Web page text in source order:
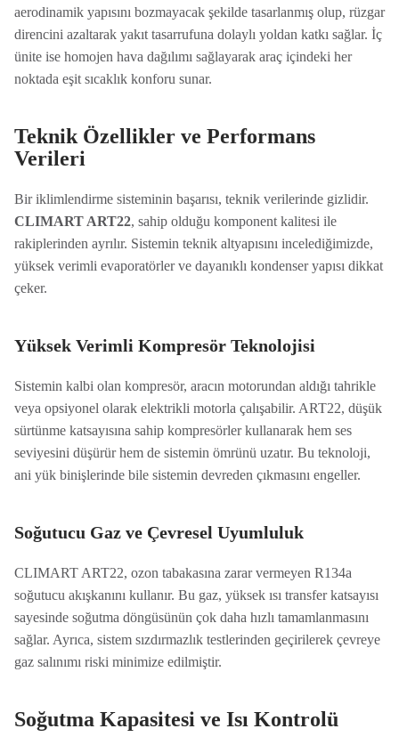
aerodinamik yapısını bozmayacak şekilde tasarlanmış olup, rüzgar
direncini azaltarak yakıt tasarrufuna dolaylı yoldan katkı sağlar. İç
ünite ise homojen hava dağılımı sağlayarak araç içindeki her
noktada eşit sıcaklık konforu sunar.
Teknik Özellikler ve Performans
Verileri
Bir iklimlendirme sisteminin başarısı, teknik verilerinde gizlidir.
CLIMART ART22, sahip olduğu komponent kalitesi ile
rakiplerinden ayrılır. Sistemin teknik altyapısını incelediğimizde,
yüksek verimli evaporatörler ve dayanıklı kondenser yapısı dikkat
çeker.
Yüksek Verimli Kompresör Teknolojisi
Sistemin kalbi olan kompresör, aracın motorundan aldığı tahrikle
veya opsiyonel olarak elektrikli motorla çalışabilir. ART22, düşük
sürtünme katsayısına sahip kompresörler kullanarak hem ses
seviyesini düşürür hem de sistemin ömrünü uzatır. Bu teknoloji,
ani yük binişlerinde bile sistemin devreden çıkmasını engeller.
Soğutucu Gaz ve Çevresel Uyumluluk
CLIMART ART22, ozon tabakasına zarar vermeyen R134a
soğutucu akışkanını kullanır. Bu gaz, yüksek ısı transfer katsayısı
sayesinde soğutma döngüsünün çok daha hızlı tamamlanmasını
sağlar. Ayrıca, sistem sızdırmazlık testlerinden geçirilerek çevreye
gaz salınımı riski minimize edilmiştir.
Soğutma Kapasitesi ve Isı Kontrolü